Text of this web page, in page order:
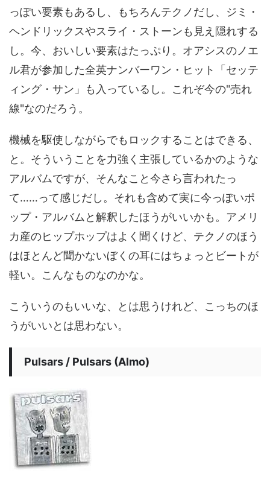
っぽい要素もあるし、もちろんテクノだし、ジミ・
ヘンドリックスやスライ・ストーンも見え隠れする
し。今、おいしい要素はたっぷり。オアシスのノエ
ル君が参加した全英ナンバーワン・ヒット「セッテ
ィング・サン」も入っているし。これぞ今の"売れ
線"なのだろう。
機械を駆使しながらでもロックすることはできる、
と。そういうことを力強く主張しているかのような
アルバムですが、そんなこと今さら言われたっ
て……って感じだし。それも含めて実に今っぽいポ
ップ・アルバムと解釈したほうがいいかも。アメリ
カ産のヒップホップはよく聞くけど、テクノのほう
はほとんど聞かないぼくの耳にはちょっとビートが
軽い。こんなものなのかな。
こういうのもいいな、とは思うけれど、こっちのほ
うがいいとは思わない。
Pulsars / Pulsars (Almo)